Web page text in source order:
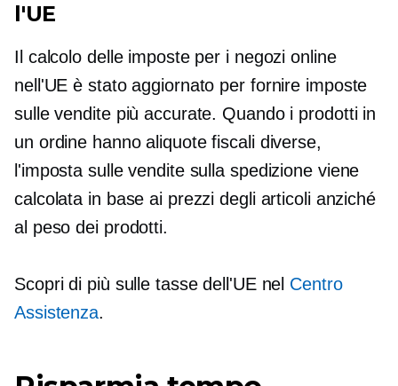
l'UE
Il calcolo delle imposte per i negozi online
nell'UE è stato aggiornato per fornire imposte
sulle vendite più accurate. Quando i prodotti in
un ordine hanno aliquote fiscali diverse,
l'imposta sulle vendite sulla spedizione viene
calcolata in base ai prezzi degli articoli anziché
al peso dei prodotti.
Scopri di più sulle tasse dell'UE nel Centro
Assistenza.